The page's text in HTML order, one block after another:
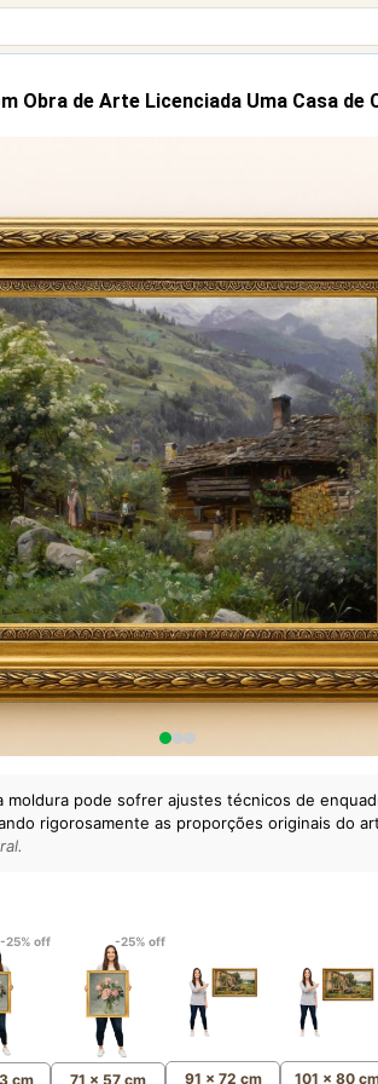
Obra de Arte Licenciada Uma Casa de
moldura pode sofrer ajustes técnicos de
rigorosamente as proporções originais do
-25% off
cm
-25% off
71 x 57 cm 91 x 72 cm 101 x 80